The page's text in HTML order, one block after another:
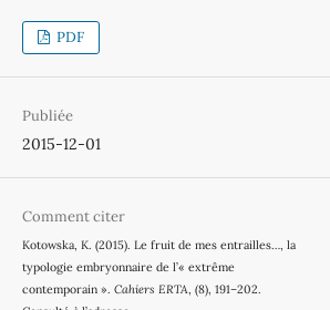
PDF
Publiée
2015-12-01
Comment citer
Kotowska, K. (2015). Le fruit de mes entrailles…, la
typologie embryonnaire de l’« extrême
contemporain ». Cahiers ERTA, (8), 191–202.